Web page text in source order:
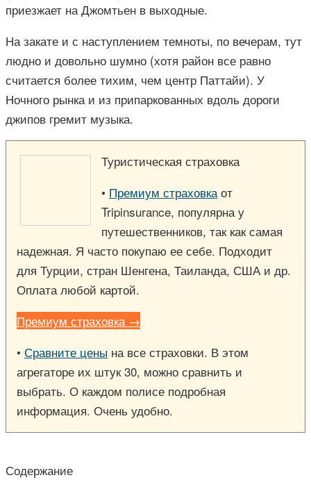
приезжает на Джомтьен в выходные.
На закате и с наступлением темноты, по вечерам, тут
людно и довольно шумно (хотя район все равно
считается более тихим, чем центр Паттайи). У
Ночного рынка и из припаркованных вдоль дороги
джипов гремит музыка.
Туристическая страховка
• Премиум страховкаот
Tripinsurance, популярна у
путешественников, так как самая
надежная. Я часто покупаю ее себе. Подходит
для Турции, стран Шенгена, Таиланда, США и др.
Оплата любой картой.
Премиум страховка →
• Сравните цены на все страховки. В этом
агрегаторе их штук 30, можно сравнить и
выбрать. О каждом полисе подробная
информация. Очень удобно.
Содержание